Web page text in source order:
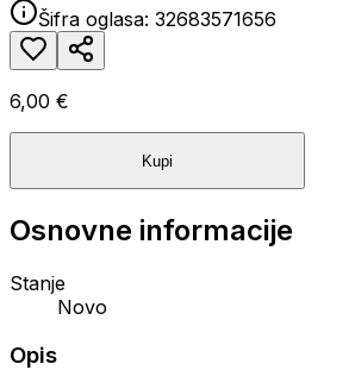
Šifra oglasa: 32683571656
6,00 €
Kupi
Osnovne informacije
Stanje
Novo
Opis